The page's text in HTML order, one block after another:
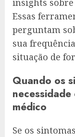
insights
Essas
perguntam
sua
situação de
Quando os
médico
Se os